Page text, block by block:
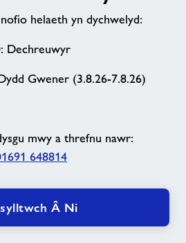
helaeth yn dychwelyd:
Dechreuwyr
Gwener (3.8.26-7.8.26)
mwy a threfnu nawr:
648814
Â Ni